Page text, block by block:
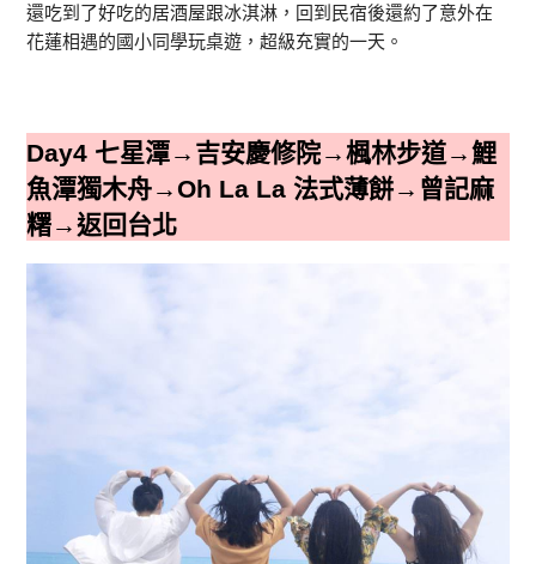
還吃到了好吃的居酒屋跟冰淇淋，回到民宿後還約了意外在
花蓮相遇的國小同學玩桌遊，超級充實的一天。
Day4 七星潭→吉安慶修院→楓林步道→鯉
魚潭獨木舟→Oh La La 法式薄餅→曾記麻
糬→返回台北